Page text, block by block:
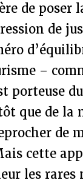
de poser
de
–
porteuse
que de la
de
cette
les rares